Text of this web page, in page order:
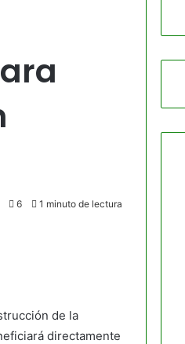
6 1 minuto de lectura
de la
directamente